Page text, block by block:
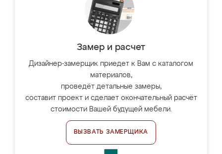
Замер и расчет
Дизайнер-замерщик приедет к Вам с каталогом
материалов,
проведёт детальные замеры,
составит проект и сделает окончательный расчёт
стоимости Вашей будущей мебели.
ВЫЗВАТЬ ЗАМЕРЩИКА